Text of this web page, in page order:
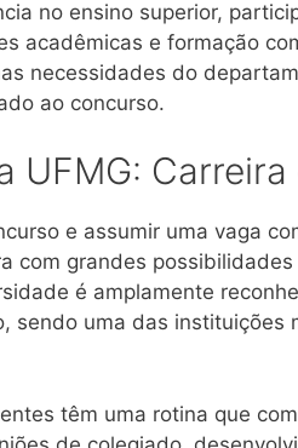
no ensino superior,
acadêmicas e formação
necessidades do
ao concurso.
UFMG:
e assumir uma vaga
com grandes
é amplamente
sendo uma das instituições
têm uma rotina que